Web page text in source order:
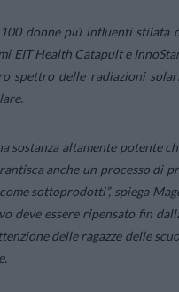
donne più influenti stilata
EIT Health Catapult e
spettro delle radiazioni
sostanza altamente potente
anche un processo
sottoprodotti”, spiega
deve essere ripensato fin
delle ragazze delle